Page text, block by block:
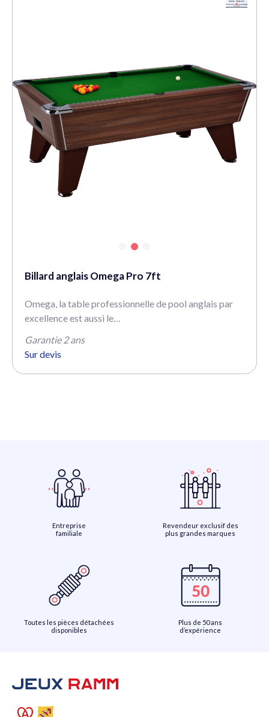
Billard anglais Omega Pro 7ft
Omega, la table professionnelle de pool anglais par
excellence est aussi le…
Garantie 2 ans
Sur devis
Entreprise
familiale
Revendeur exclusif des
plus grandes marques
Toutes les pièces détachées
disponibles
Plus de 50 ans
d’expérience